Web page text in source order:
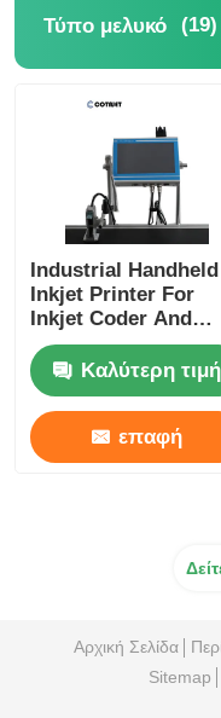
Τύπο μελυκό (19)
Industrial Handheld
Inkjet Printer For
Inkjet Coder And
Inkjet Marking
Καλύτερη τιμή
επαφή
Αρχική Σελίδα
Sitemap